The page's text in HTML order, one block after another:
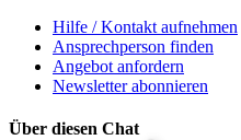
Hilfe / Kontakt aufnehmen
Ansprechperson finden
Angebot anfordern
Newsletter abonnieren
Über diesen Chat